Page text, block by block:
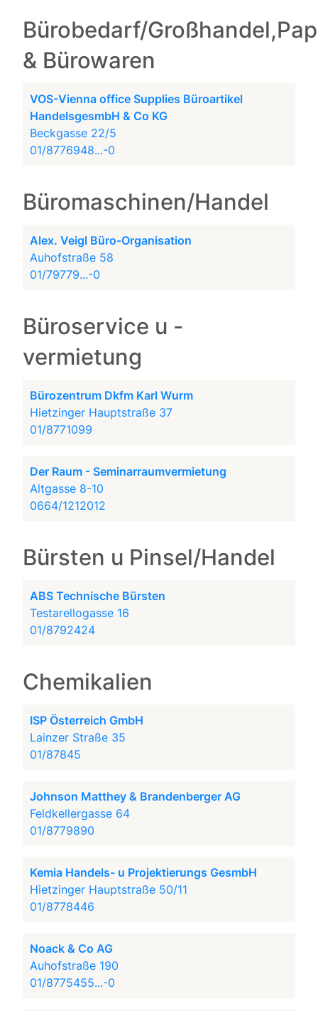
Bürobedarf/
& Bürowaren
VOS-Vienna office Supplies Büroartikel
HandelsgesmbH & Co KG
Beckgasse 22/5
01/8776948...-0
Büromaschinen/Handel
Alex. Veigl Büro-Organisation
Auhofstraße 58
01/79779...-0
Büroservice u -
vermietung
Bürozentrum Dkfm Karl Wurm
Hietzinger Hauptstraße 37
01/8771099
Der Raum - Seminarraumvermietung
Altgasse 8-10
0664/1212012
Bürsten u Pinsel/Handel
ABS Technische Bürsten
Testarellogasse 16
01/8792424
Chemikalien
ISP Österreich GmbH
Lainzer Straße 35
01/87845
Johnson Matthey & Brandenberger AG
Feldkellergasse 64
01/8779890
Kemia Handels- u Projektierungs GesmbH
Hietzinger Hauptstraße 50/11
01/8778446
Noack & Co AG
Auhofstraße 190
01/8775455...-0